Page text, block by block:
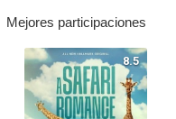
Mejores participaciones
8.5